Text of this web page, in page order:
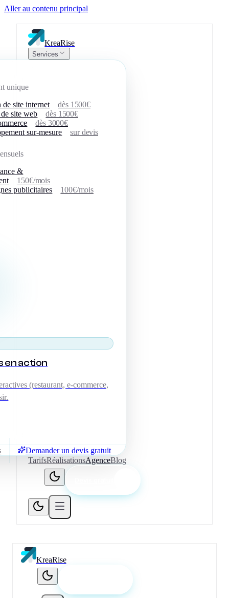
Aller au contenu principal
KreaRise
Services
unique
de site internet
dès 1500€
site web
dès 1500€
dès 3000€
sur-mesure
sur devis
&
150€/mois
publicitaires
100€/mois
en action
(restaurant, e-commerce,
Demander un devis gratuit
TarifsRéalisationsAgenceBlog
KreaRise